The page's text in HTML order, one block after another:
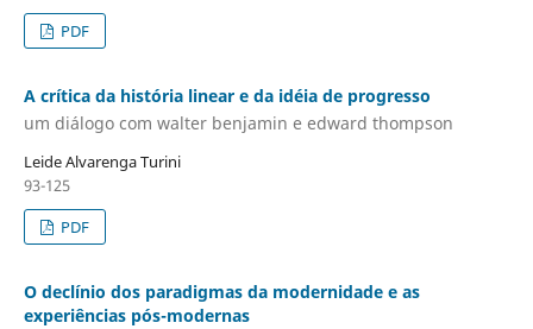
PDF
A crítica da história linear e da idéia de progresso
um diálogo com walter benjamin e edward thompson
Leide Alvarenga Turini
93-125
PDF
O declínio dos paradigmas da modernidade e as
experiências pós-modernas